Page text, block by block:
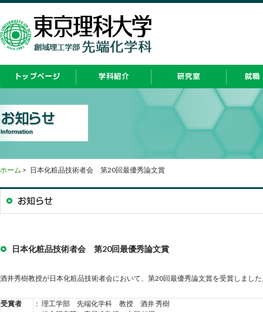
ホーム > 日本化粧品技術者会 第20回最優秀論文賞
日本化粧品技術者会 第20回最優秀論文賞
酒井秀樹教授が日本化粧品技術者会において、第20回最優秀論文賞を受賞しまし
受賞者 ： 理工学部 先端化学科 教授 酒井 秀樹